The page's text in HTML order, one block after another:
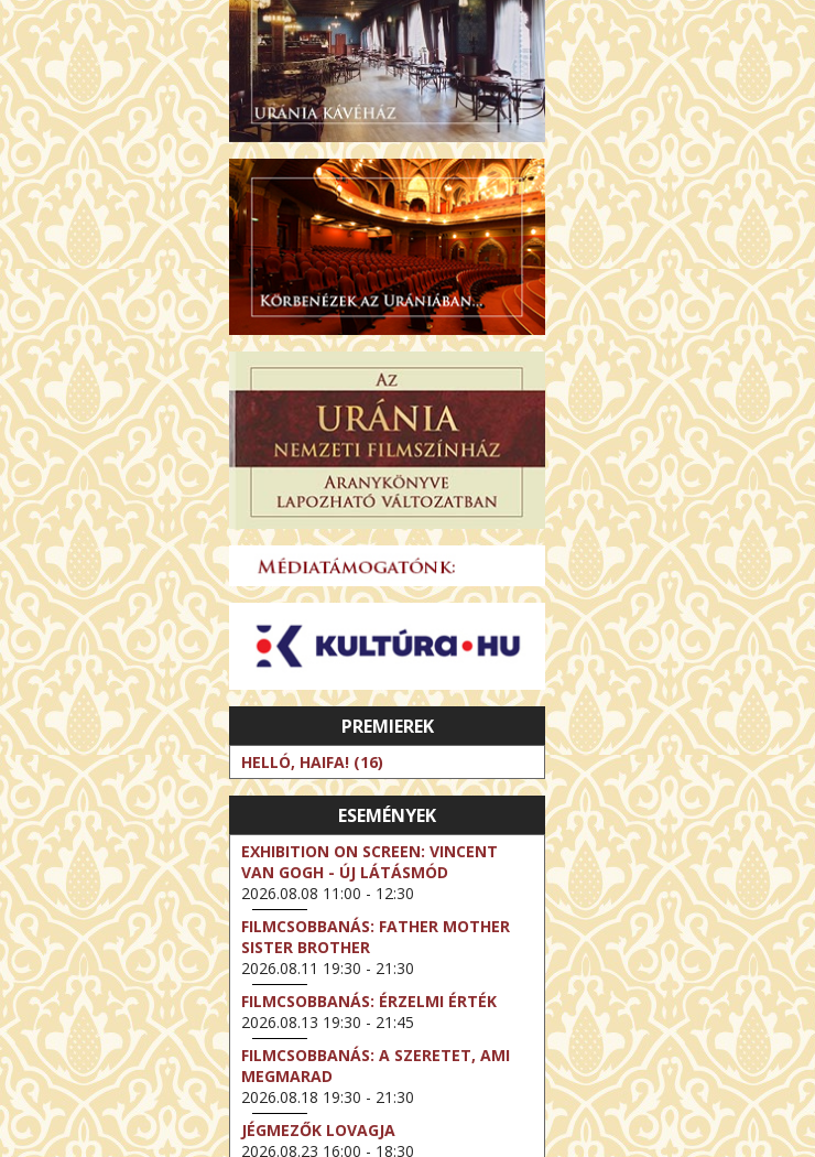
PREMIEREK
HELLÓ, HAIFA! (16)
ESEMÉNYEK
EXHIBITION ON SCREEN: VINCENT
VAN GOGH - ÚJ LÁTÁSMÓD
2026.08.08 11:00 - 12:30
FILMCSOBBANÁS: FATHER MOTHER
SISTER BROTHER
2026.08.11 19:30 - 21:30
FILMCSOBBANÁS: ÉRZELMI ÉRTÉK
2026.08.13 19:30 - 21:45
FILMCSOBBANÁS: A SZERETET, AMI
MEGMARAD
2026.08.18 19:30 - 21:30
JÉGMEZŐK LOVAGJA
2026.08.23 16:00 - 18:30